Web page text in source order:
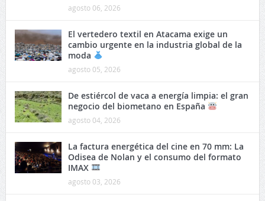
agosto 06, 2026
El vertedero textil en Atacama exige un
cambio urgente en la industria global de la
moda
agosto 05, 2026
De estiércol de vaca a energía limpia: el gran
negocio del biometano en España
agosto 04, 2026
La factura energética del cine en 70 mm: La
Odisea de Nolan y el consumo del formato
IMAX
agosto 03, 2026